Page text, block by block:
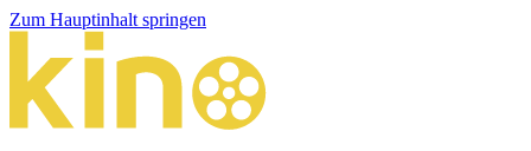
Zum Hauptinhalt springen